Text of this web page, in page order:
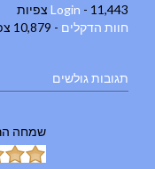
Login - 11,443 צפיות
חוות הדקלים - 10,879 צפיות
תגובות גולשים
שמחה